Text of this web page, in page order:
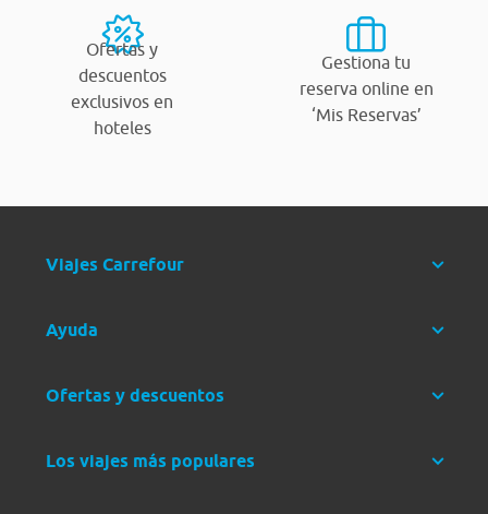
Ofertas y
descuentos
exclusivos en
hoteles
Gestiona tu
reserva online en
‘Mis Reservas’
Viajes Carrefour
Ayuda
Ofertas y descuentos
Los viajes más populares